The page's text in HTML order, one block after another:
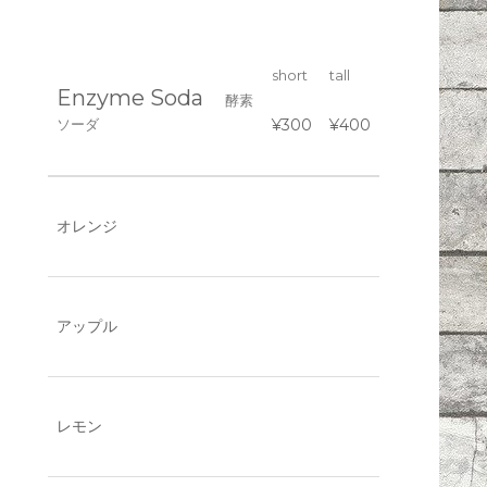
Enzyme Soda
酵素
ソーダ
short
¥300
tall
¥400
オレンジ
アップル
レモン